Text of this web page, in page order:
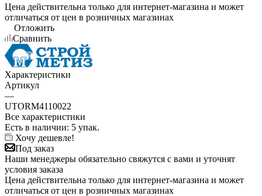
Цена действительна только для интернет-магазина и может
отличаться от цен в розничных магазинах
Отложить
Сравнить
Характеристики
Артикул
—
UTORM4110022
Все характеристики
Есть в наличии: 5 упак.
Хочу дешевле!
Под заказ
Наши менеджеры обязательно свяжутся с вами и уточнят
условия заказа
Цена действительна только для интернет-магазина и может
отличаться от цен в розничных магазинах